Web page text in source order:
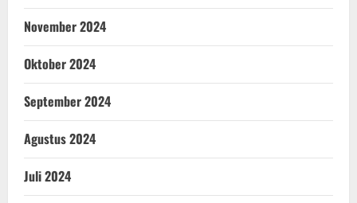
November 2024
Oktober 2024
September 2024
Agustus 2024
Juli 2024